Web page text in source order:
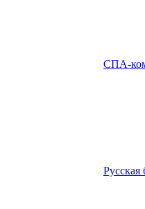
СПА-
Русская